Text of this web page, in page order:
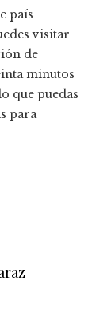
país
visitar
de
minutos
que puedas
para